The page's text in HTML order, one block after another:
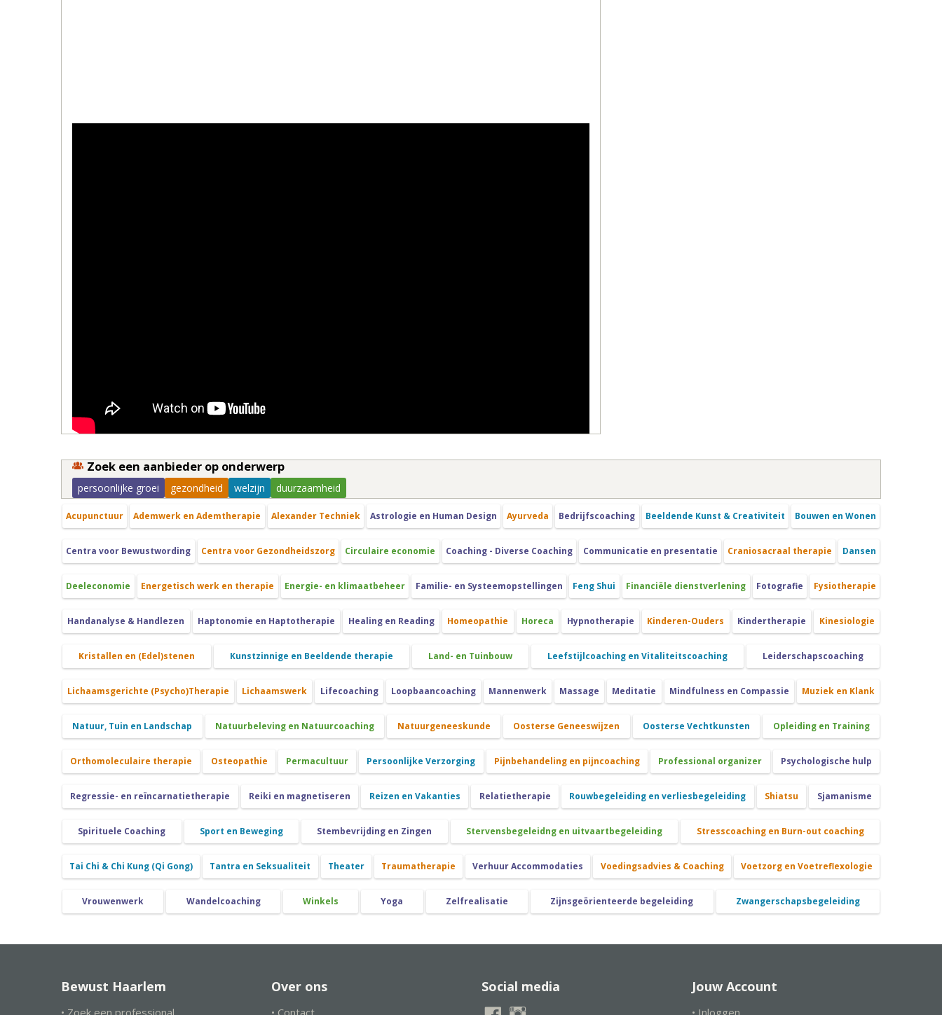
Zoek een aanbieder op onderwerp
persoonlijke groei gezondheid welzijn duurzaamheid
Acupunctuur Ademwerk en Ademtherapie Alexander Techniek Astrologie en Human Design Ayurveda Bedrijfscoaching Beeldende Kunst & Creativiteit Bouwen en Wonen
Centra voor Bewustwording Centra voor Gezondheidszorg Circulaire economie Coaching - Diverse Coaching Communicatie en presentatie Craniosacraal therapie Dansen
Deeleconomie Energetisch werk en therapie Energie- en klimaatbeheer Familie- en Systeemopstellingen Feng Shui Financiële dienstverlening Fotografie Fysiotherapie
Handanalyse & Handlezen Haptonomie en Haptotherapie Healing en Reading Homeopathie Horeca Hypnotherapie Kinderen-Ouders Kindertherapie Kinesiologie
Kristallen en (Edel)stenen Kunstzinnige en Beeldende therapie Land- en Tuinbouw Leefstijlcoaching en Vitaliteitscoaching Leiderschapscoaching
Lichaamsgerichte (Psycho)Therapie Lichaamswerk Lifecoaching Loopbaancoaching Mannenwerk Massage Meditatie Mindfulness en Compassie Muziek en Klank
Natuur, Tuin en Landschap Natuurbeleving en Natuurcoaching Natuurgeneeskunde Oosterse Geneeswijzen Oosterse Vechtkunsten Opleiding en Training
Orthomoleculaire therapie Osteopathie Permacultuur Persoonlijke Verzorging Pijnbehandeling en pijncoaching Professional organizer Psychologische hulp
Regressie- en reïncarnatietherapie Reiki en magnetiseren Reizen en Vakanties Relatietherapie Rouwbegeleiding en verliesbegeleiding Shiatsu Sjamanisme
Spirituele Coaching Sport en Beweging Stembevrijding en Zingen Stervensbegeleidng en uitvaartbegeleiding Stresscoaching en Burn-out coaching
Tai Chi & Chi Kung (Qi Gong) Tantra en Seksualiteit Theater Traumatherapie Verhuur Accommodaties Voedingsadvies & Coaching Voetzorg en Voetreflexologie
Vrouwenwerk Wandelcoaching Winkels Yoga Zelfrealisatie Zijnsgeörienteerde begeleiding Zwangerschapsbegeleiding
Bewust Haarlem
• Zoek een professional
Over ons
• Contact
Social media Jouw Account
• Inloggen